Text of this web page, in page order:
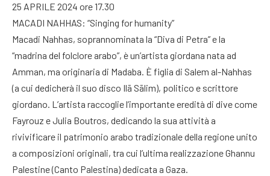
25 APRILE 2024 ore 17.30
MACADI NAHHAS: “Singing for humanity”
Macadi Nahhas, soprannominata la “Diva di Petra” e la
“madrina del folclore arabo”, è un’artista giordana nata ad
Amman, ma originaria di Madaba. È figlia di Salem al-Nahhas
(a cui dedicherà il suo disco Ilā Sālim), politico e scrittore
giordano. L’artista raccoglie l’importante eredità di dive come
Fayrouz e Julia Boutros, dedicando la sua attività a
rivivificare il patrimonio arabo tradizionale della regione unito
a composizioni originali, tra cui l’ultima realizzazione Ghannu
Palestine (Canto Palestina) dedicata a Gaza.